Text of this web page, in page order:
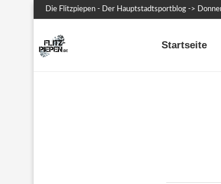
Die Flitzpiepen - Der Hauptstadtsportblog ->
Startseite